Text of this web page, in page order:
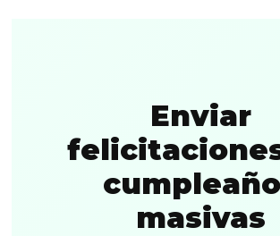
Enviar
masivas